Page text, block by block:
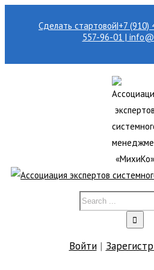
Сделать стартовой|+7 (910)
557-96-01 |
Войти|